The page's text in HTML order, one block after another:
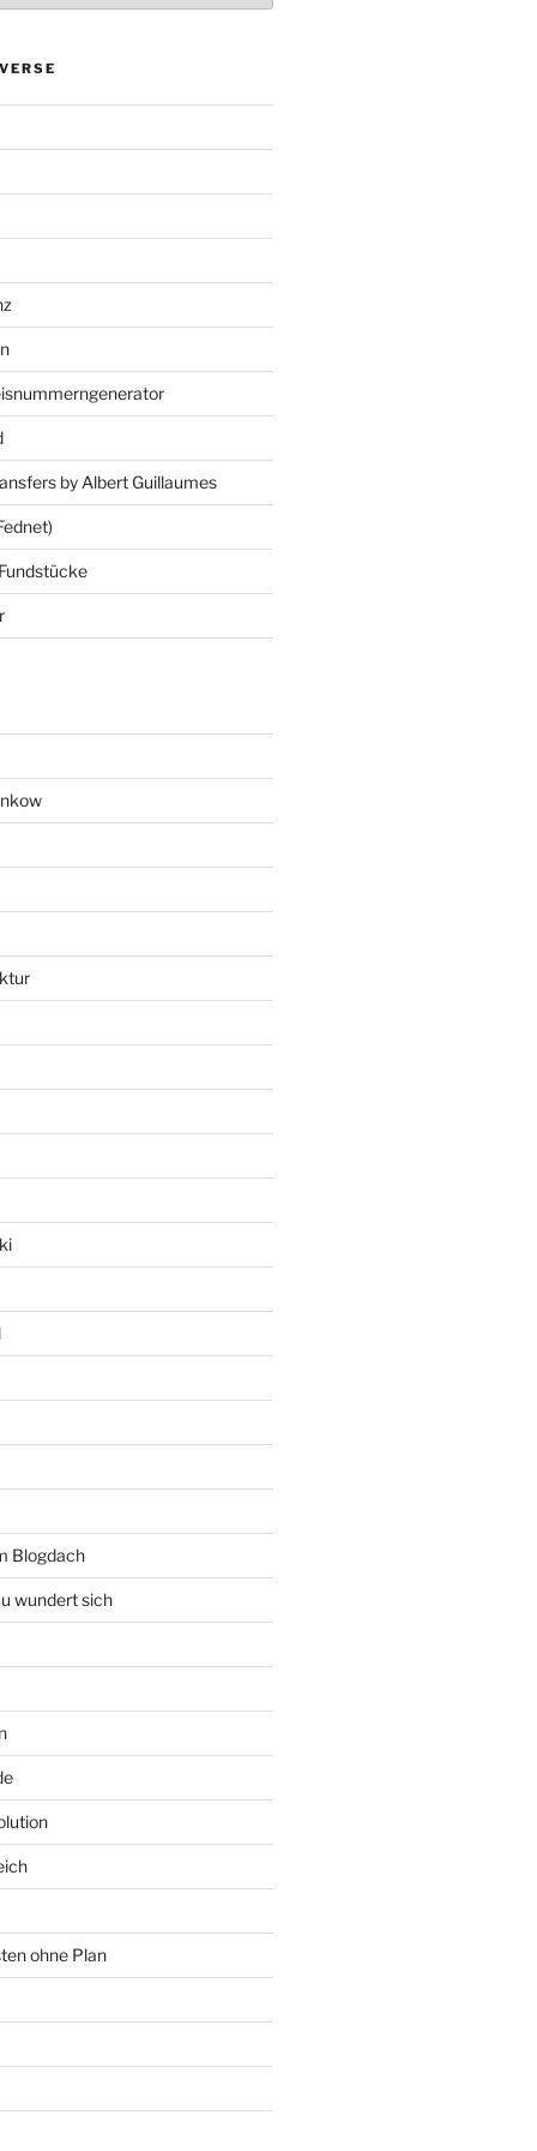
by Albert Guillaumes
Blogdach
wundert sich
ohne Plan